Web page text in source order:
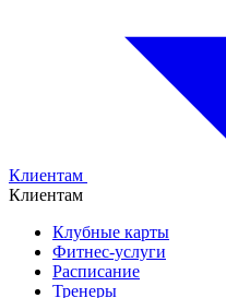
Клиентам
Клиентам
Клубные карты
Фитнес-услуги
Расписание
Тренеры